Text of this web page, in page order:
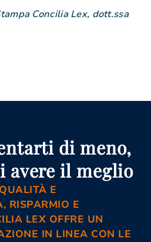
Concilia Lex, dott.ssa
di meno,
avere il meglio
E
RISPARMIO E
LEX OFFRE UN
IN LINEA CON LE